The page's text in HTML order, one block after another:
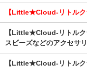
【Little★Cloud-リトルク
【Little★Cloud-リトルク
スビーズなどのアクセサ
【Little★Cloud-リトル